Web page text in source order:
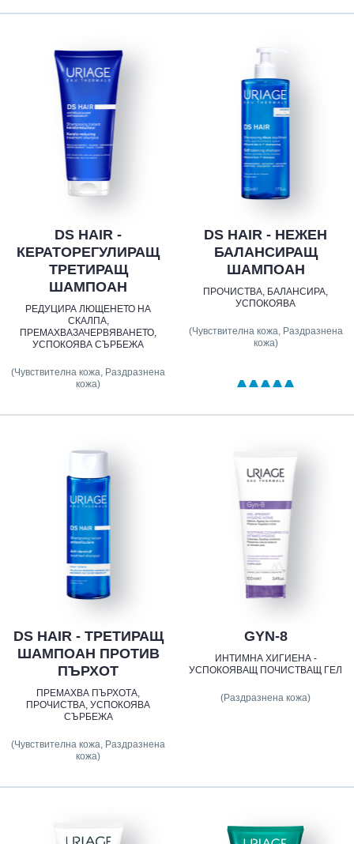
DS HAIR -
КЕРАТОРЕГУЛИРАЩ
ТРЕТИРАЩ
ШАМПОАН
РЕДУЦИРА ЛЮЩЕНЕТО НА
СКАЛПА,
ПРЕМАХВАЗАЧЕРВЯВАНЕТО,
УСПОКОЯВА СЪРБЕЖА
(Чувствителна кожа, Раздразнена
кожа)
DS HAIR - НЕЖЕН
БАЛАНСИРАЩ
ШАМПОАН
ПРОЧИСТВА, БАЛАНСИРА,
УСПОКОЯВА
(Чувствителна кожа, Раздразнена
кожа)
DS HAIR - ТРЕТИРАЩ
ШАМПОАН ПРОТИВ
ПЪРХОТ
ПРЕМАХВА ПЪРХОТА,
ПРОЧИСТВА, УСПОКОЯВА
СЪРБЕЖА
(Чувствителна кожа, Раздразнена
кожа)
GYN-8
ИНТИМНА ХИГИЕНА -
УСПОКОЯВАЩ ПОЧИСТВАЩ ГЕЛ
(Раздразнена кожа)